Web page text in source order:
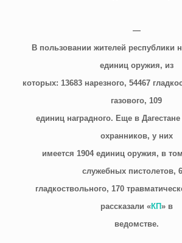
—
В пользовании жителей республики
единиц оружия, из
которых: 13683 нарезного, 54467
газового, 109
единиц наградного. Еще в Дагестане
охранников, у них
имеется 1904 единиц оружия, в
служебных пистолетов,
гладкоствольного, 170
рассказали «КП» в
ведомстве.